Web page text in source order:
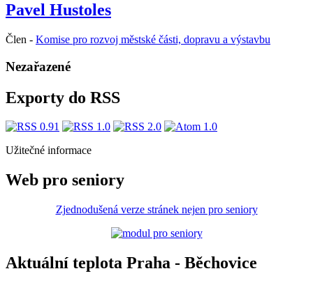
Pavel Hustoles
Člen - Komise pro rozvoj městské části, dopravu a výstavbu
Nezařazené
Exporty do RSS
Užitečné informace
Web pro seniory
Zjednodušená verze stránek nejen pro seniory
Aktuální teplota Praha - Běchovice